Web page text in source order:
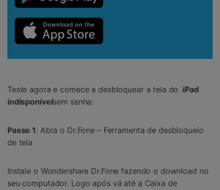
Teste agora e comece a desbloquear a tela do .iPad
indisponívelsem senha:
Passo 1: Abra o Dr.Fone – Ferramenta de desbloqueio
de tela
Instale o Wondershare Dr.Fone fazendo o download no
seu computador. Logo após vá até a Caixa de